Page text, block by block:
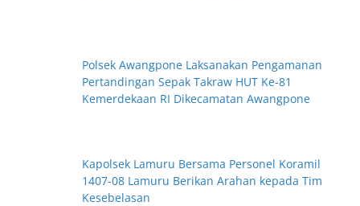
Polsek Awangpone Laksanakan Pengamanan
Pertandingan Sepak Takraw HUT Ke-81
Kemerdekaan RI Dikecamatan Awangpone
Kapolsek Lamuru Bersama Personel Koramil
1407-08 Lamuru Berikan Arahan kepada Tim
Kesebelasan